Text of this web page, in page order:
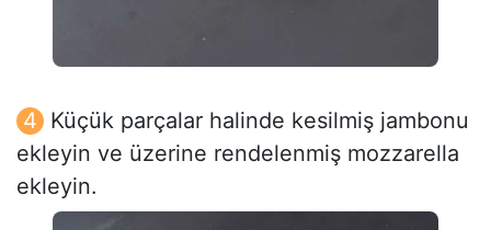
Küçük parçalar halinde kesilmiş jambonu
ekleyin ve üzerine rendelenmiş mozzarella
ekleyin.